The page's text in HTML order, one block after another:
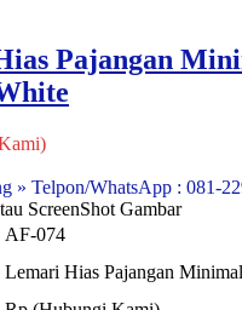
Pajangan
» Telpon/WhatsApp : 081-
ScreenShot Gambar
AF-074
Lemari Hias Pajangan